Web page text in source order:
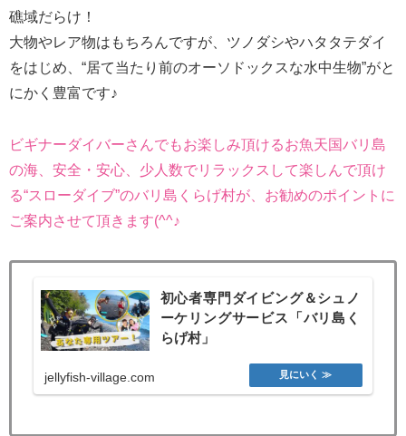
礁域だらけ！
大物やレア物はもちろんですが、ツノダシやハタタテダイ
をはじめ、“居て当たり前のオーソドックスな水中生物”がと
にかく豊富です♪
ビギナーダイバーさんでもお楽しみ頂けるお魚天国バリ島
の海、安全・安心、少人数でリラックスして楽しんで頂け
る“スローダイブ”のバリ島くらげ村が、お勧めのポイントに
ご案内させて頂きます(^^♪
初心者専門ダイビング＆シュノ
ーケリングサービス「バリ島く
らげ村」
jellyfish-village.com